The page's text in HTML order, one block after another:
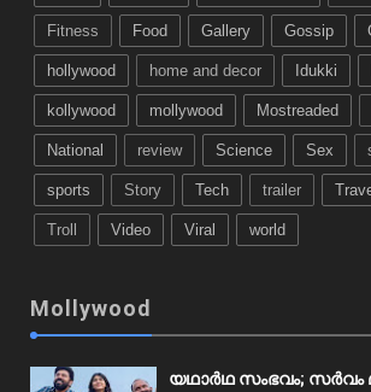
Fitness Food Gallery Gossip
hollywood home and decor Idukki
kollywood mollywood Mostreaded
National review Science Sex
sports Story Tech trailer
Troll Video Viral world
Mollywood
യഥാർഥ സംഭവം; സർവം